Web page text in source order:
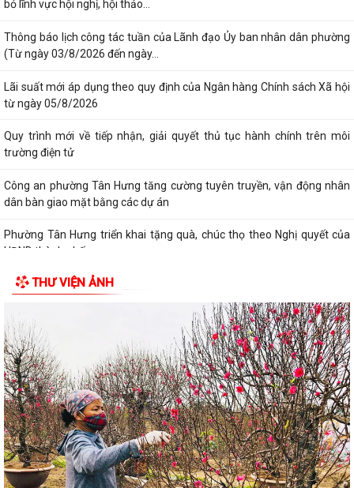
Lãi suất mới áp dụng theo quy định của Ngân hàng Chính sách Xã hội
từ ngày 05/8/2026
Quy trình mới về tiếp nhận, giải quyết thủ tục hành chính trên môi
trường điện tử
Công an phường Tân Hưng tăng cường tuyên truyền, vận động nhân
dân bàn giao mặt bằng các dự án
Phường Tân Hưng triển khai tặng quà, chúc thọ theo Nghị quyết của
HĐND thành phố
Phường Tân Hưng quyết liệt cải thiện môi trường đầu tư kinh doanh
Bão số 3 KUJIRA hình thành trên Biển Đông, Bắc Bộ mưa lớn diện rộng
Thu hồi mẫu mô tô phân khối lớn do nguy cơ mất an toàn khi vận hành
Bảo đảm ngày khai giảng thực sự là ngày hội của học sinh và giáo viên
Kiện toàn lực lượng an ninh trật tự tại cơ sở trên địa bàn phường
Quyết định về việc cho phép chuyển mục đích sử dụng đất hộ gia đình
ông Nguyễn Công Huấn và bà Tăng...
Quyết định Thành lập Đội tuyên truyền viên cơ sở trên địa bàn phường
Tân Hưng
Thông báo Về việc công bố danh mục thủ tục hành chính ban hành
THƯ VIỆN ẢNH